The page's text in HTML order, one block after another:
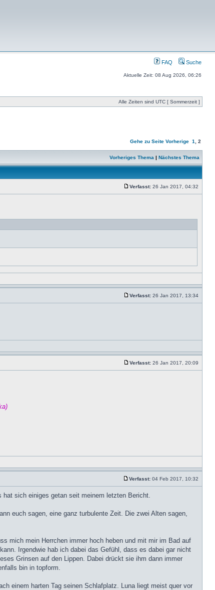
FAQ Suche
Aktuelle Zeit: 08 Aug 2026, 06:26
Alle Zeiten sind UTC [ Sommerzeit ]
Gehe zu Seite Vorherige 1 2
Vorheriges Thema | Nächstes Thema
Verfasst: 26 Jan 2017, 04:32
Verfasst: 26 Jan 2017, 13:34
Verfasst: 26 Jan 2017, 20:09
Verfasst: 04 Feb 2017, 10:32
sich einiges getan seit meinem letzten Bericht.
euch sagen, eine ganz turbulente Zeit. Die zwei Alten sagen,
mich mein Herrchen immer hoch heben und mit mir im Bad auf
Irgendwie hab ich dabei das Gefühl, dass es dabei gar nicht
Grinsen auf den Lippen. Dabei drückt sie ihm dann immer
bin in topform.
einem harten Tag seinen Schlafplatz. Luna liegt meist quer vor